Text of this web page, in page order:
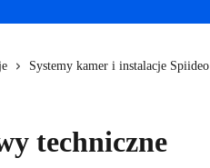
Systemy kamer i instalacje Spiideo
techniczne